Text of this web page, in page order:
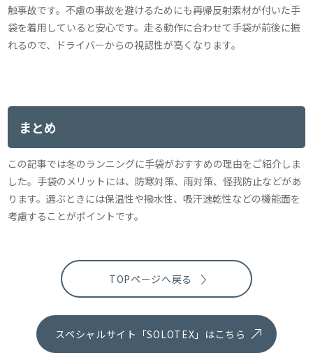
触事故です。不慮の事故を避けるためにも再帰反射素材が付いた手
袋を着用していると安心です。走る動作に合わせて手袋が前後に振
れるので、ドライバーからの視認性が高くなります。
まとめ
この記事では冬のランニングに手袋がおすすめの理由をご紹介しま
した。手袋のメリットには、防寒対策、雨対策、怪我防止などがあ
ります。選ぶときには保温性や撥水性、吸汗速乾性などの機能面を
考慮することがポイントです。
TOPページへ戻る
スペシャルサイト「SOLOTEX」はこちら